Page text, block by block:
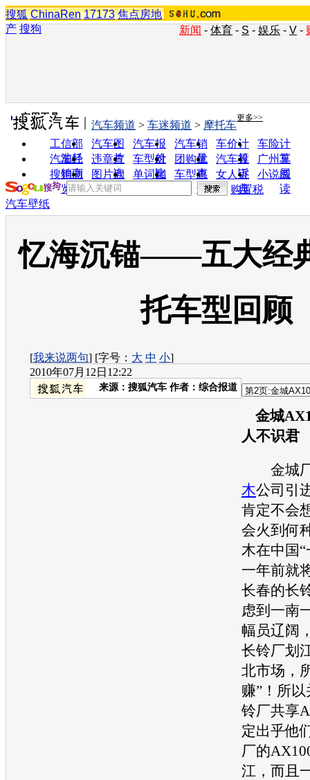
搜狐 ChinaRen 17173 焦点房地
产 搜狗 新闻 - 体育 - S - 娱乐 - V -
实用工具 更多>>
工信部
油耗
汽车图
片
汽车报
价
汽车销
量
车价计
算
车险计
算
汽车经
销商
违章查
询
车型对
比
团购优
惠
汽车投
诉
广州车
展
搜狗浏
览器
图片欣
赏
单词翻
车型查
询
女人宝
典
小说阅
读
汽车频道 > 车迷频道 > 摩托车
购置税
汽车壁纸
忆海沉锚——五大经
托车型回顾
[我来说两句] [字号： 大 中 小]
2010年07月12日12:22
来源： 搜狐汽车 作者：综合报道
金城
人不识君
金城厂
木公司引
肯定不会
会火到何
木在中国
一年前就
长春的长
虑到一南
幅员辽阔
长铃厂划
北市场，
赚”！所
铃厂共享
定出乎他
厂的
江，而且